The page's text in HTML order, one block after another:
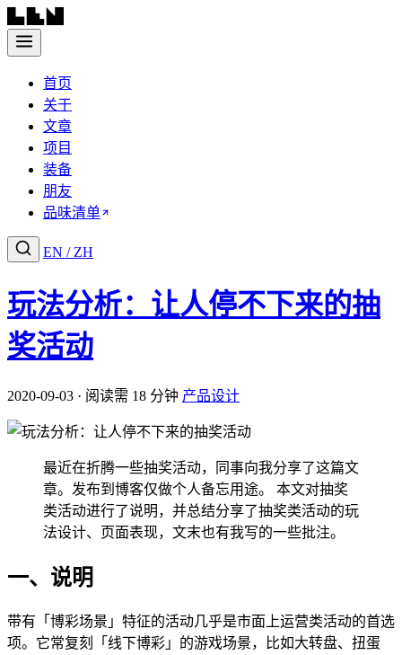
首页
关于
文章
项目
装备
朋友
品味清单
EN / ZH
玩法分析：让人停不下来的抽
奖活动
2020-09-03 · 阅读需 18 分钟 产品设计
最近在折腾一些抽奖活动，同事向我分享了这篇文
章。发布到博客仅做个人备忘用途。 本文对抽奖
类活动进行了说明，并总结分享了抽奖类活动的玩
法设计、页面表现，文末也有我写的一些批注。
一、说明
带有「博彩场景」特征的活动几乎是市面上运营类活动的首选
项。它常复刻「线下博彩」的游戏场景，比如大转盘、扭蛋